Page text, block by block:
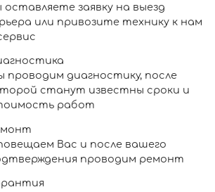
оставляете заявку на выезд
или привозите технику к нам
проводим диагностику, после
станут известны сроки и
работ
Вас и после вашего
проводим ремонт